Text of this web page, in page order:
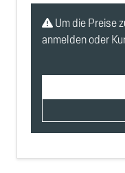
Um die Preise
anmelden oder